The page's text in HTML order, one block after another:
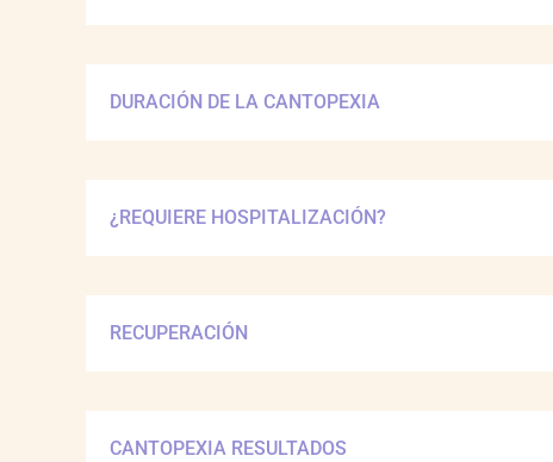
DURACIÓN DE LA CANTOPEXIA
¿REQUIERE HOSPITALIZACIÓN?
RECUPERACIÓN
CANTOPEXIA RESULTADOS